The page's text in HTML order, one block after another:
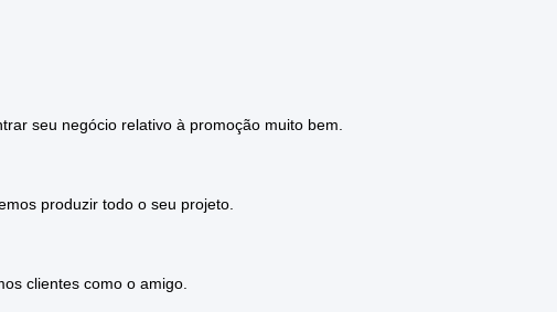
seu negócio relativo à promoção muito bem.
produzir todo o seu projeto.
clientes como o amigo.